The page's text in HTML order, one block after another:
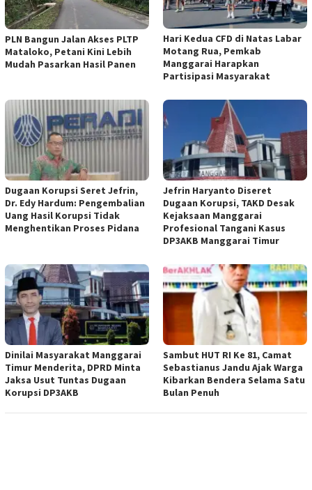
PLN Bangun Jalan Akses PLTP
Mataloko, Petani Kini Lebih
Mudah Pasarkan Hasil Panen
Hari Kedua CFD di Natas Labar
Motang Rua, Pemkab
Manggarai Harapkan
Partisipasi Masyarakat
Dugaan Korupsi Seret Jefrin,
Dr. Edy Hardum: Pengembalian
Uang Hasil Korupsi Tidak
Menghentikan Proses Pidana
Jefrin Haryanto Diseret
Dugaan Korupsi, TAKD Desak
Kejaksaan Manggarai
Profesional Tangani Kasus
DP3AKB Manggarai Timur
Dinilai Masyarakat Manggarai
Timur Menderita, DPRD Minta
Jaksa Usut Tuntas Dugaan
Korupsi DP3AKB
Sambut HUT RI Ke 81, Camat
Sebastianus Jandu Ajak Warga
Kibarkan Bendera Selama Satu
Bulan Penuh